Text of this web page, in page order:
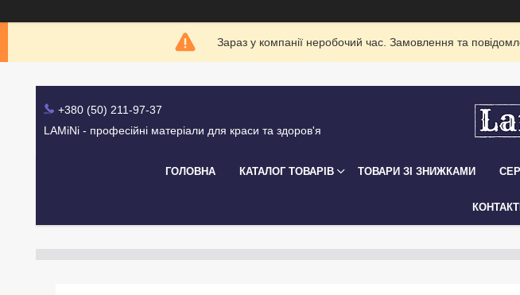
Зараз у компанії неробочий час. Замовлення та
+380 (50) 211-97-37
LAMiNi - професійні матеріали для краси та здоров'я
ГОЛОВНА КАТАЛОГ ТОВАРІВ ТОВАРИ ЗІ ЗНИЖКАМИ